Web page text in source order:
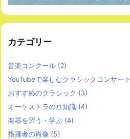
カテゴリー
音楽コンクール (2)
YouTubeで楽しむクラシックコンサート
おすすめのクラシック (3)
オーケストラの豆知識 (4)
楽器を習う・学ぶ (4)
指揮者の肖像 (5)